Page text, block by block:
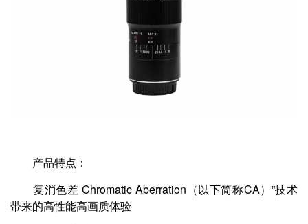
产品特点：
复消色差 Chromatic Aberration（以下简称CA）”技术
带来的高性能高画质体验